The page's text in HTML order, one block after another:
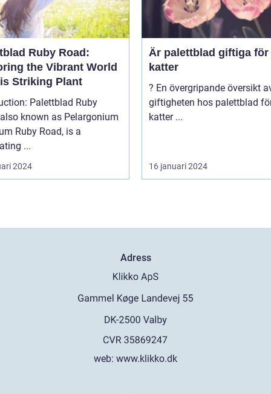
Ruby Road:
the Vibrant World
Striking Plant
Palettblad Ruby
known as Pelargonium
Ruby Road, is a
...
2024
Är palettblad giftiga för
katter
? En övergripande översikt av
giftigheten hos palettblad
katter ...
16 januari 2024
Adress
web: www.klikko.dk